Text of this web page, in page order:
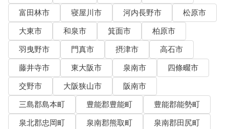
富田林市
寝屋川市 河内長野市
松原市
大東市
和泉市 箕面市
柏原市
羽曳野市
門真市 摂津市
高石市
藤井寺市
東大阪市 泉南市
四條畷市
交野市
大阪狭山市
阪南市
三島郡島本町
豊能郡豊能町
豊能郡能勢町
泉北郡忠岡町
泉南郡熊取町
泉南郡田尻町